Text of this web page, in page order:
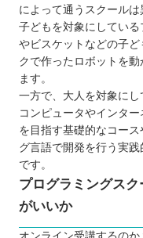
（https://
愛媛県内の子ど
ミライエ
（https://
愛媛のプログラ
によって通うスクールは
子どもを対象にしてい
やビスケットなどの子
クで作ったロボットを
ます。
一方で、大人を対象にし
コンピュータやインタ
を目指す基礎的なコー
グ言語で開発を行う実
です。
プログラミングス
がいいか